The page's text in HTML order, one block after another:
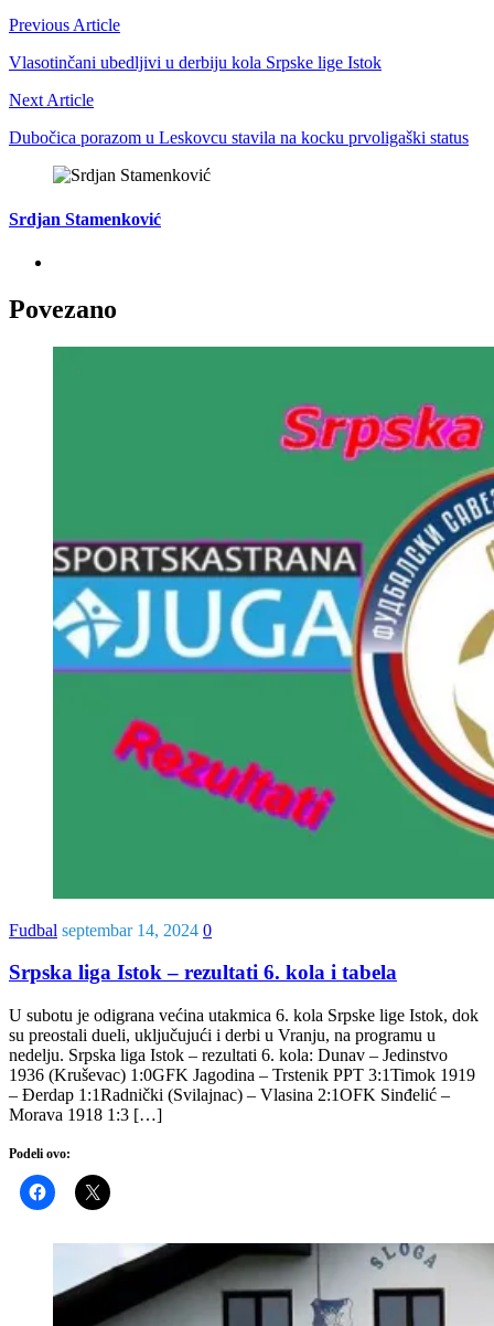
Previous Article
Vlasotinčani ubedljivi u derbiju kola Srpske lige Istok
Next Article
Dubočica porazom u Leskovcu stavila na kocku prvoligaški status
Srdjan Stamenković
Povezano
Fudbal septembar 14, 2024 0
Srpska liga Istok – rezultati 6. kola i tabela
U subotu je odigrana većina utakmica 6. kola Srpske lige Istok, dok
su preostali dueli, uključujući i derbi u Vranju, na programu u
nedelju. Srpska liga Istok – rezultati 6. kola: Dunav – Jedinstvo
1936 (Kruševac) 1:0GFK Jagodina – Trstenik PPT 3:1Timok 1919
– Đerdap 1:1Radnički (Svilajnac) – Vlasina 2:1OFK Sinđelić –
Morava 1918 1:3 […]
Podeli ovo: